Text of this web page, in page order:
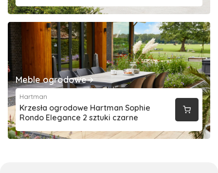
Meble ogrodowe
Hartman
Krzesła ogrodowe Hartman Sophie
Rondo Elegance 2 sztuki czarne